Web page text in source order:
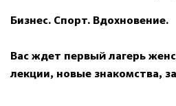
Бизнес. Спорт. Вдохновение.
Вас ждет первый лагерь
лекции, новые знакомства,